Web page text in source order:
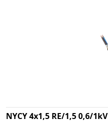
NYCY 4x1,5 RE/1,5 0,6/1kV